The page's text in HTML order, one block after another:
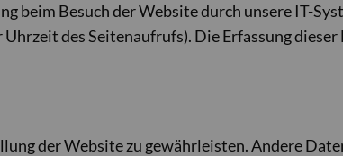
beim Besuch der Website durch unsere IT-
des Seitenaufrufs). Die Erfassung
der Website zu gewährleisten. Andere